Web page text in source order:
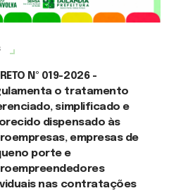
Nº 019-2026 -
o tratamento
simplificado e
dispensado às
empresas de
porte e
nas contratações